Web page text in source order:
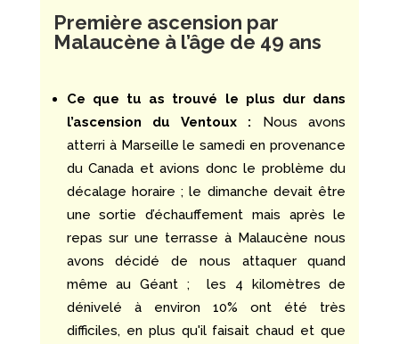
Première ascension par
Malaucène à l’âge de 49 ans
Ce que tu as trouvé le plus dur dans
l’ascension du Ventoux : Nous avons
atterri à Marseille le samedi en provenance
du Canada et avions donc le problème du
décalage horaire ; le dimanche devait être
une sortie d’échauffement mais après le
repas sur une terrasse à Malaucène nous
avons décidé de nous attaquer quand
même au Géant ; les 4 kilomètres de
dénivelé à environ 10% ont été très
difficiles, en plus qu'il faisait chaud et que